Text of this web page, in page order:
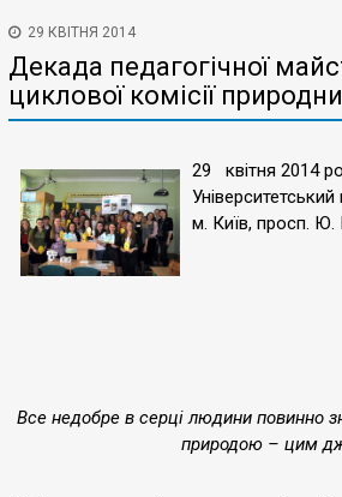
29 КВІТНЯ 2014
Декада педагогічної
циклової комісії
29 квітня 2014
м. Київ, просп. Ю.
Все недобре в серці людини повинно
природою – цим